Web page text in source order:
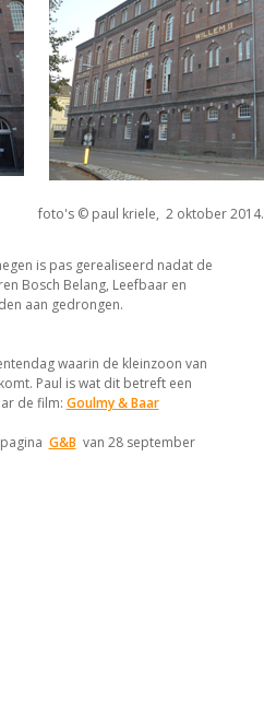
foto's © paul kriele, 2 oktober 2014.
is pas gerealiseerd nadat de
Bosch Belang, Leefbaar en
aan gedrongen.
waarin de kleinzoon van
Paul is wat dit betreft een
de film: Goulmy & Baar
G&B van 28 september